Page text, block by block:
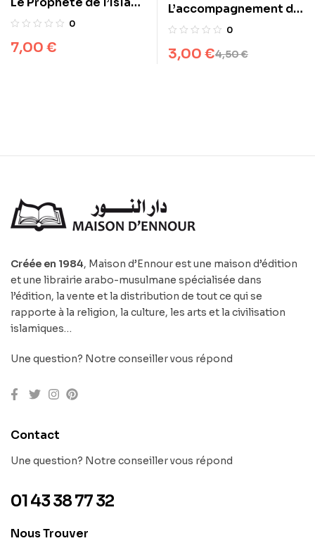
Envoyé de Dieu ou
0
7,00 €
L’accompagnement du
malade
0
4,50€
3,00 €
Créée en 1984, Maison d’Ennour est une maison d’édition
et une librairie arabo-musulmane spécialisée dans
l’édition, la vente et la distribution de tout ce qui se
rapporte à la religion, la culture, les arts et la civilisation
islamiques…
Une question? Notre conseiller vous répond
Contact
Une question? Notre conseiller vous répond
01 43 38 77 32
Nous Trouver